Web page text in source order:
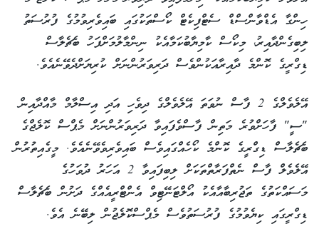
ހިންގާ އެޑްވާންސްޑް ސެޓްފިކެޓް ކޯސްތަކުގައި ބައިވެރިވުމުގެ ފުރުސަތު
ލިބިގެންދާއިރު، މިކޯސް ކާމިޔާބުކަމާއެކު ނިންމާލުމަށްފަހު ބެޗެލާސް
ޑިގްރީގެ ކޮންމެ ދާއިރާއަކުންވެސް ދަރިވަރުންނަށް ކުރިޔަށްދެވޭނެއެވެ.
އޭލެވެލްގެ 2 ފާސް ނުވަތަ އޭލެވެލްގެ ދިވެހި އަދި އިސްލާމް މާއްދާއިން
"ސީ" ފާހަށްވުރެ މަތިން ފާސްވެފައިވާ ދަރިވަރުންނަށް މެޕްސް ކޮލެޖްގެ
ބެޗެލާސް ޑިގްރީގެ ކޮންމެ ކޯހެއްގައިވެސް ބައިވެރިވެވޭނެއެވެ. މީގެއިތުރުން
އޭލެވެލް ފާސް ނެތްފަރާތްތަކަށް ލިބިފައިވާ 2 އަހަރު ދުވަހުގެ
މަސައްކަތުގެ ތަޖުރިބާއާއެކު އޯލްޓަނޭޓިވް އެންޓްރީއެއްގެ ދަށުން ބެޗެލާސް
ޑިގްރީގައި ކިޔެވުމުގެ ފުރުސަތުވެސް މެޕްސްކޮލެޖުން ލިބޭނެ އެވެ.